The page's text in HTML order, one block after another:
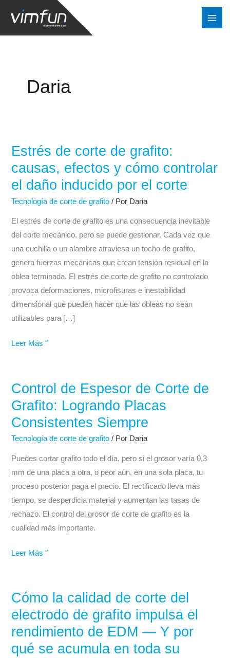
contenido
Daria
Estrés de corte de grafito:
causas, efectos y cómo controlar
el daño inducido por el corte
Tecnología de corte de grafito / Por Daria
El estrés de corte de grafito es una consecuencia inevitable
del corte mecánico, pero se puede gestionar. Cada vez que
una cuchilla o un alambre atraviesa un tocho de grafito,
genera fuerzas mecánicas que crean tensión residual en la
oblea terminada. El estrés de corte de grafito no controlado
provoca deformaciones, microfisuras e inestabilidad
dimensional que pueden hacer que las obleas no sean
utilizables para […]
Estrés
de
grafito:
causas,
efectos
y
cómo
controlar
el
daño
inducido
el
Leer Más "
Control de Espesor de Corte de
Grafito: Logrando Placas
Consistentes Siempre
Tecnología de corte de grafito / Por Daria
Puedes cortar grafito todo el día, pero si el grosor varía 0,3
mm de una placa a otra, o peor aún, en una sola placa, tu
proceso posterior paga el precio. El rectificado lleva más
tiempo, se desperdicia material y aumentan las tasas de
rechazo. El control del grosor de corte de grafito es la
cualidad más importante.
Control
de
de
Corte
de
Grafito:
Logrando
Placas
Consistentes
Siempre
Leer Más "
Cómo la calidad de corte del
electrodo de grafito impulsa el
rendimiento de EDM — Y por
qué se acumula en toda su
Cómo
de
corte